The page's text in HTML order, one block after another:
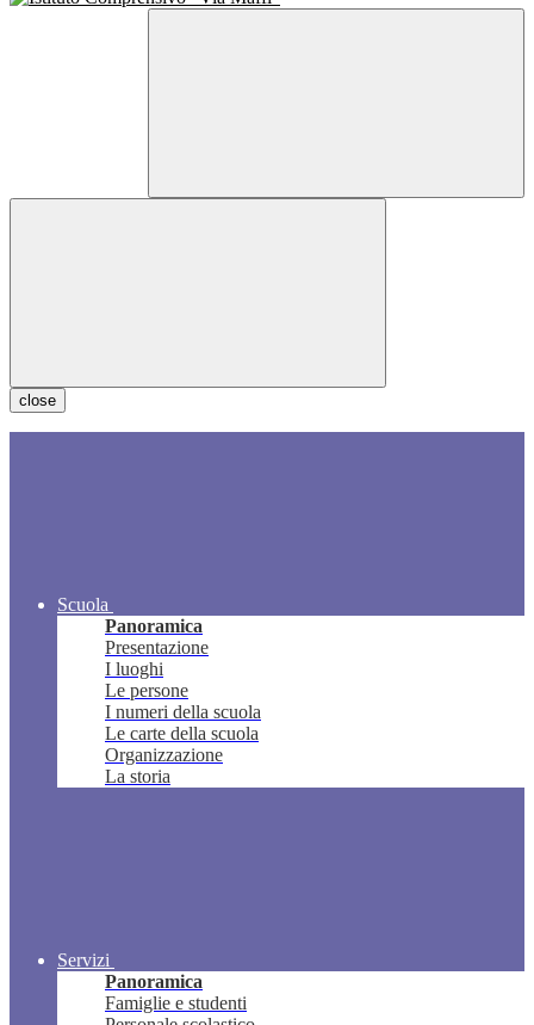
close
Scuola
Panoramica
Presentazione
I luoghi
Le persone
I numeri della scuola
Le carte della scuola
Organizzazione
La storia
Servizi
Panoramica
Famiglie e studenti